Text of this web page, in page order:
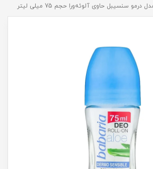
سنسیبل حاوی آلوئه‌ورا حجم 75 میلی لیتر